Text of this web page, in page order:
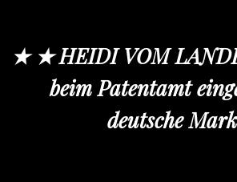
★ ★ HEIDI VOM
beim Patentamt
deutsche